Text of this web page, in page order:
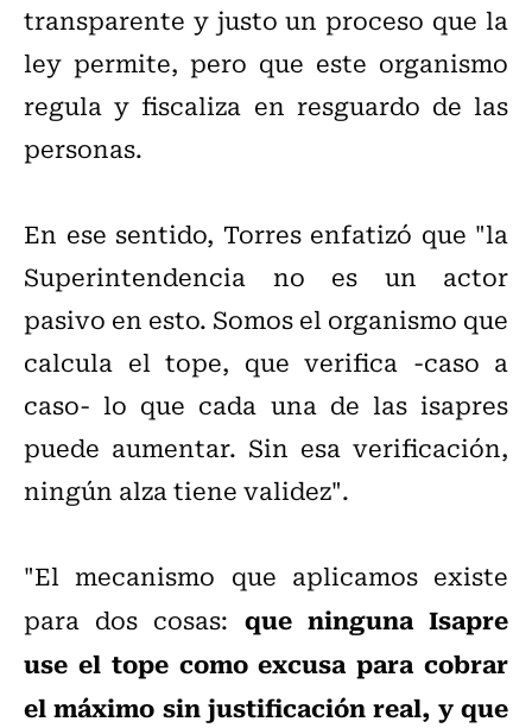
transparente y justo un proceso que la
ley permite, pero que este organismo
regula y fiscaliza en resguardo de las
personas.
En ese sentido, Torres enfatizó que "la
Superintendencia no es un actor
pasivo en esto. Somos el organismo que
calcula el tope, que verifica -caso a
caso- lo que cada una de las isapres
puede aumentar. Sin esa verificación,
ningún alza tiene validez".
"El mecanismo que aplicamos existe
para dos cosas: que ninguna Isapre
use el tope como excusa para cobrar
el máximo sin justificación real, y que